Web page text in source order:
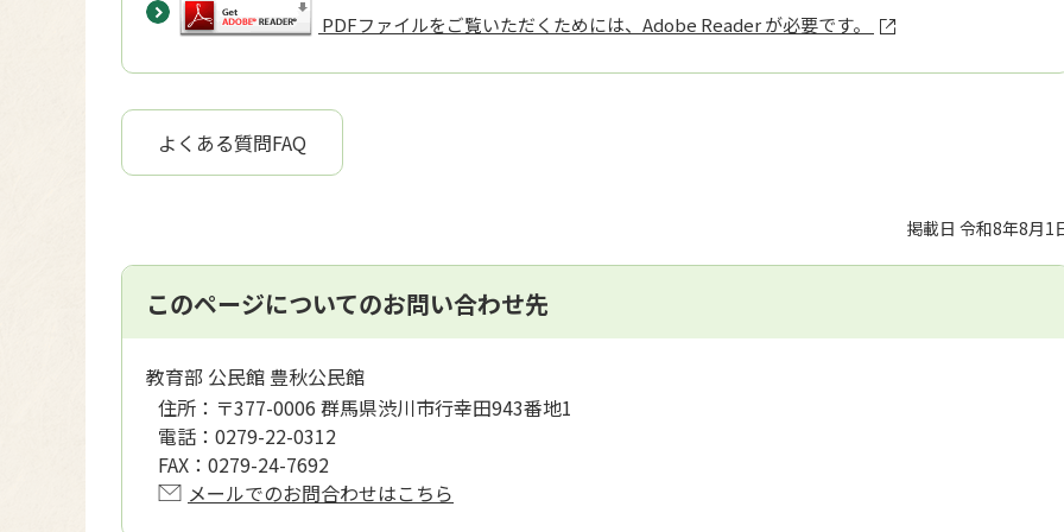
PDFファイルをご覧いただくためには、Adobe Reader が必要です。
よくある質問FAQ
掲載日 令和8年8月1
このページについてのお問い合わせ先
教育部 公民館 豊秋公民館
住所： 〒377-0006 群馬県渋川市行幸田943番地1
電話： 0279-22-0312
FAX： 0279-24-7692
メールでのお問合わせはこちら